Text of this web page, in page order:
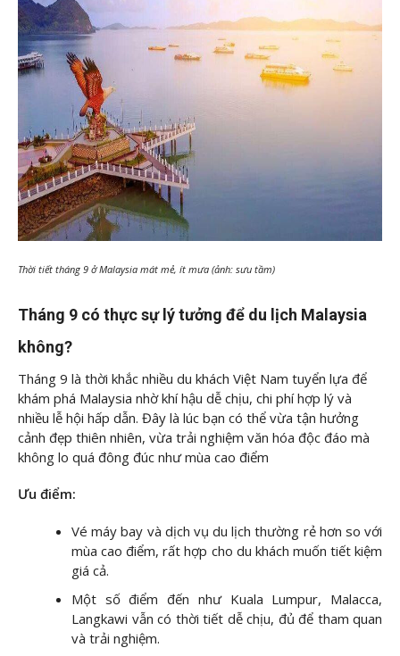
Thời tiết tháng 9 ở Malaysia mát mẻ, ít mưa (ảnh: sưu tầm)
Tháng 9 có thực sự lý tưởng để du lịch Malaysia
không?
Tháng 9 là thời khắc nhiều du khách Việt Nam tuyển lựa để
khám phá Malaysia nhờ khí hậu dễ chịu, chi phí hợp lý và
nhiều lễ hội hấp dẫn. Đây là lúc bạn có thể vừa tận hưởng
cảnh đẹp thiên nhiên, vừa trải nghiệm văn hóa độc đáo mà
không lo quá đông đúc như mùa cao điểm
Ưu điểm:
Vé máy bay và dịch vụ du lịch thường rẻ hơn so với
mùa cao điểm, rất hợp cho du khách muốn tiết kiệm
giá cả.
Một số điểm đến như Kuala Lumpur, Malacca,
Langkawi vẫn có thời tiết dễ chịu, đủ để tham quan
và trải nghiệm.